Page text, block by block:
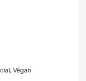
Végan